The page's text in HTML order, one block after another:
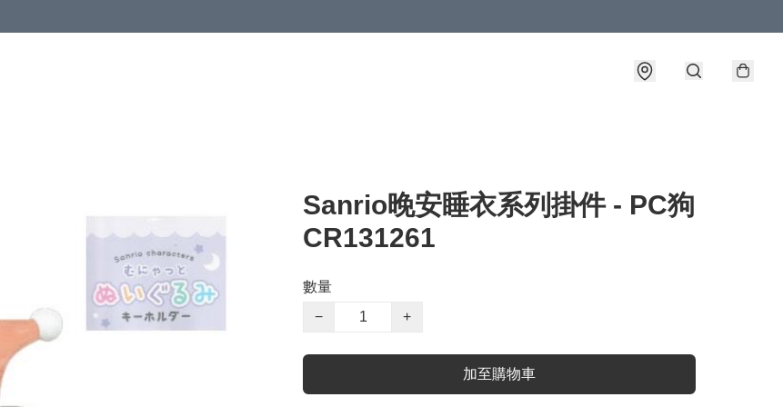
Sanrio晚安睡衣系列掛件 - PC狗
CR131261
數量
−
+
加至購物車